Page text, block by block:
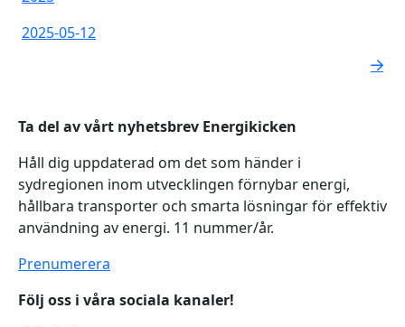
2025-05-12
Ta del av vårt nyhetsbrev Energikicken
Håll dig uppdaterad om det som händer i
sydregionen inom utvecklingen förnybar energi,
hållbara transporter och smarta lösningar för effektiv
användning av energi. 11 nummer/år.
Prenumerera
Följ oss i våra sociala kanaler!